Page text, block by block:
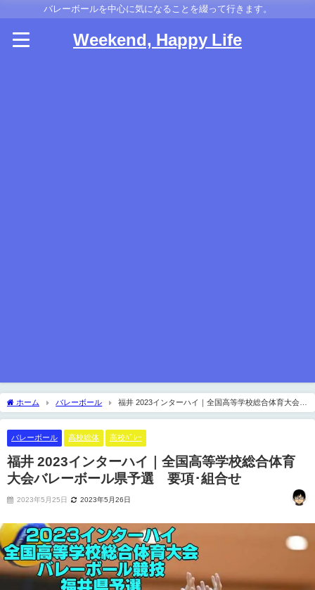
バレーボールを中心に気になることを綴って行きます。
Weekend, Happy Life
ホーム バレーボール
福井 2023インターハイ｜全国高等学校総合体育大会バ
レーボール県予選 要項･組合せ
バレーボール 高校総体 高校ﾊﾞﾚｰ
福井 2023インターハイ｜全国高等学校総合体育
大会バレーボール県予選 要項･組合せ
2023年5月25日 2023年5月26日